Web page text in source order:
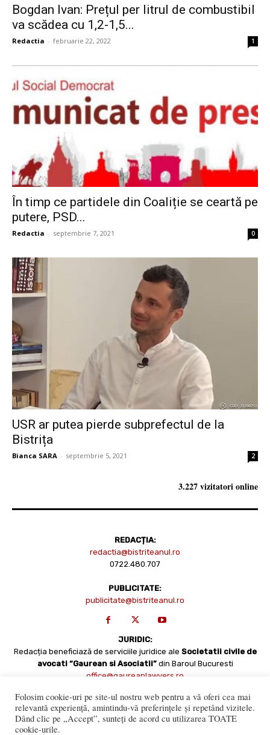
Bogdan Ivan: Prețul per litrul de combustibil
va scădea cu 1,2-1,5...
Redactia - februarie 22, 2022 1
În timp ce partidele din Coaliție se ceartă pe
putere, PSD...
Redactia - septembrie 7, 2021 0
USR ar putea pierde subprefectul de la
Bistrița
Bianca SARA - septembrie 5, 2021 2
3.227 vizitatori online
REDACȚIA:
redactia@bistriteanul.ro
0722.480.707
PUBLICITATE:
publicitate@bistriteanul.ro
JURIDIC:
Redacția beneficiază de serviciile juridice ale Societatii civile de
avocati “Gaurean si Asociatii” din Baroul Bucuresti
office@gaureanlawyers.ro
Folosim cookie-uri pe site-ul nostru web pentru a vă oferi cea mai
relevantă experiență, amintindu-vă preferințele și repetând vizitele.
Dând clic pe „Accept”, sunteți de acord cu utilizarea TOATE
cookie-urile.